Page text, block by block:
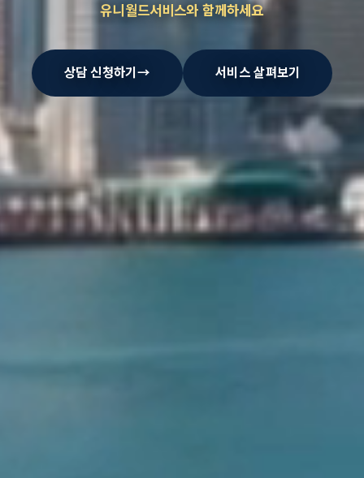
유니월드서비스와 함께하세요
상담 신청하기 → 서비스 살펴보기